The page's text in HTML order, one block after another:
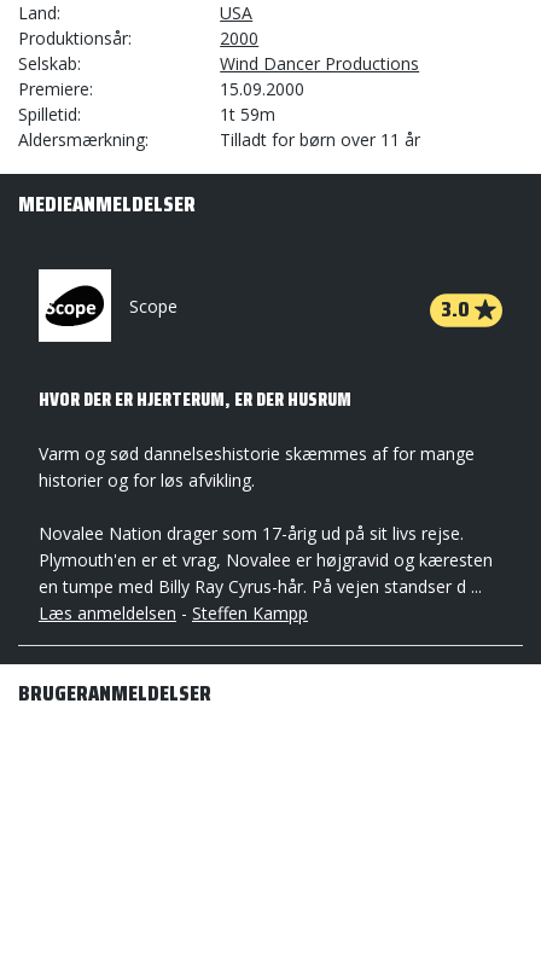
Land
USA
Produktionsår
2000
Selskab
Wind Dancer Productions
Premiere
15.09.2000
Spilletid
1t 59m
Aldersmærkning
Tilladt for børn over 11 år
MEDIEANMELDELSER
Scope 3.0
HVOR DER ER HJERTERUM, ER DER HUSRUM
Varm og sød dannelseshistorie skæmmes af for mange
historier og for løs afvikling.
Novalee Nation drager som 17-årig ud på sit livs rejse.
Plymouth'en er et vrag, Novalee er højgravid og kæresten
en tumpe med Billy Ray Cyrus-hår. På vejen standser d ...
Læs anmeldelsen - Steffen Kampp
BRUGERANMELDELSER